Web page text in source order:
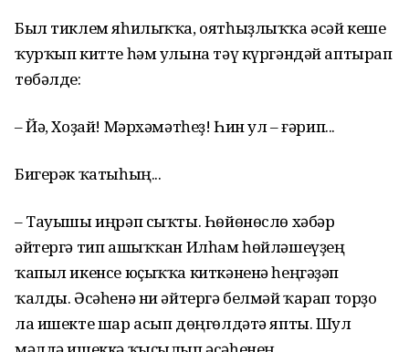
Был тиклем яһилыҡҡа, оятһыҙлыҡҡа әсәй кеше
ҡурҡып китте һәм улына тәү күргәндәй аптырап
төбәлде:
– Йә, Хоҙай! Мәрхәмәтһеҙ! Һин ул – ғәрип...
Бигерәк ҡатыһың...
– Тауышы иңрәп сыҡты. Һөйөнөслө хәбәр
әйтергә тип ашыҡҡан Илһам һөйләшеүҙең
ҡапыл икенсе юҫыҡҡа киткәненә һеңгәҙәп
ҡалды. Әсәһенә ни әйтергә белмәй ҡарап торҙо
ла ишекте шар асып дөңгөлдәтә япты. Шул